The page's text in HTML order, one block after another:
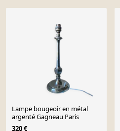
Lampe bougeoir en métal
argenté Gagneau Paris
320 €